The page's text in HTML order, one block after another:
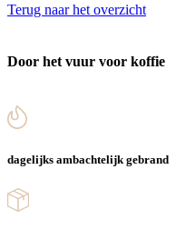
Terug naar het overzicht
Door het vuur voor koffie
dagelijks ambachtelijk gebrand